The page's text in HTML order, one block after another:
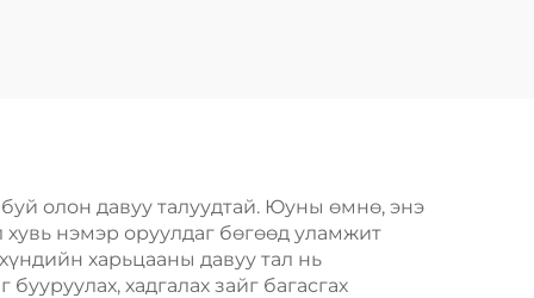
Пластик Пакинг
олон давуу талуудтай. Юуны өмнө, энэ
нэмэр оруулдаг бөгөөд уламжит
харьцааны давуу тал нь
хадгалах зайг багасгах